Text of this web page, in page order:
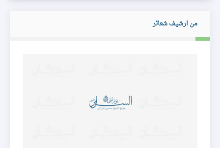
من ارشيف شعائر